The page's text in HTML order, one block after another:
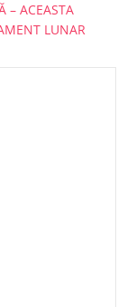
– ACEASTA
LUNAR